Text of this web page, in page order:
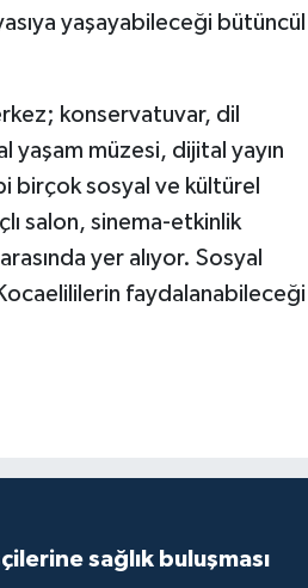
yaşayabileceği bütüncül
konservatuvar, dil
müzesi, dijital yayın
birçok sosyal ve kültürel
salon, sinema-etkinlik
yer alıyor. Sosyal
faydalanabileceği
sağlık buluşması